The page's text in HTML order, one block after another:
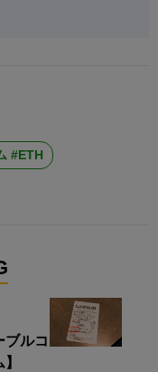
#ETH
ブルコ